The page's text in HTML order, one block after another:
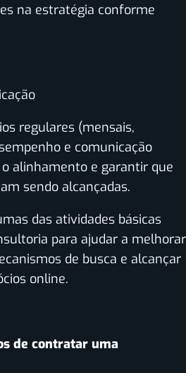
na estratégia conforme
regulares (mensais,
e comunicação
alinhamento e garantir que
sendo alcançadas.
das atividades básicas
para ajudar a melhorar
de busca e alcançar
online.
de contratar uma